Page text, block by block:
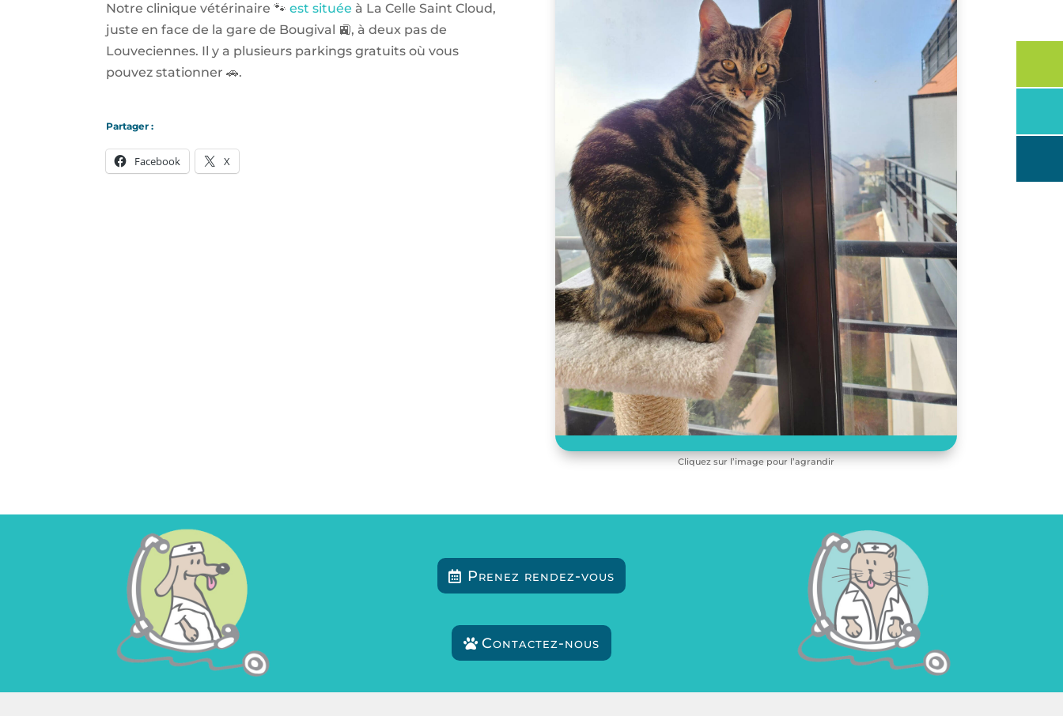
Notre clinique vétérinaire 🐾est située à La Celle Saint Cloud,
juste en face de la gare de Bougival 🚉, à deux pas de
Louveciennes. Il y a plusieurs parkings gratuits où vous
pouvez stationner 🚗.
Partager :
Facebook X
Cliquez sur l’image pour l’agrandir
Prenez rendez-vous
Contactez-nous